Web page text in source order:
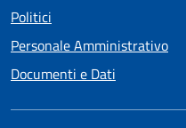
Politici
Personale Amministrativo
Documenti e Dati